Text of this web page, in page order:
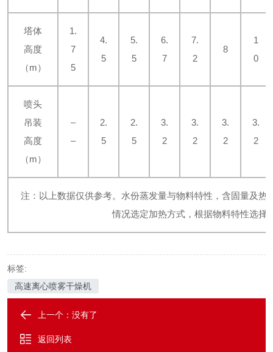
塔体
高度
（m）
1.
7
5
4.
5
5.
5
6.
7
7.
2
8
1
0
喷头
吊装
高度
（m）
–
–
2.
5
2.
5
3.
2
3.
2
3.
2
3.
2
注：以上数据仅供参考。水份蒸发量与物料特性，含固量及热
情况选定加热方式，根据物料特性选择
标签:
高速离心喷雾干燥机
上一个：没有了
返回列表